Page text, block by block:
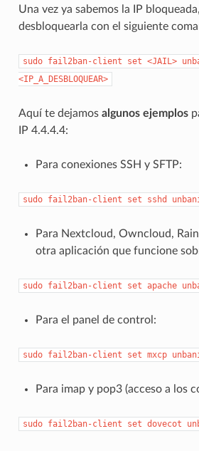
Una vez ya sabemos la IP
desbloquearla con el siguiente
sudo fail2ban-client set <JAIL>
<IP_A_DESBLOQUEAR>
Aquí te dejamos algunos ejemplos
IP 4.4.4.4:
Para conexiones SSH y SFTP:
sudo fail2ban-client set sshd
Para Nextcloud, Owncloud,
otra aplicación que funcione
sudo fail2ban-client set apache
Para el panel de control:
sudo fail2ban-client set mxcp
Para imap y pop3 (acceso a los
sudo fail2ban-client set dovecot